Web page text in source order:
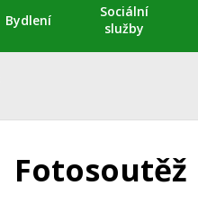
Bydlení
Sociální
služby
Fotosoutěž